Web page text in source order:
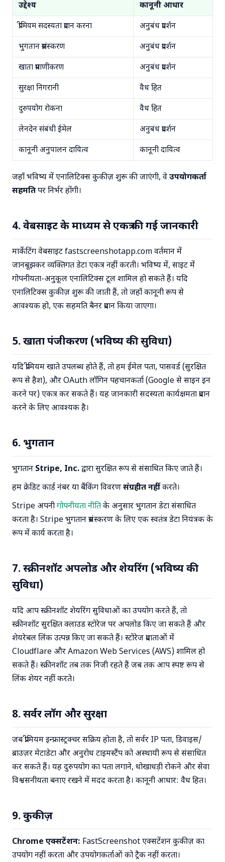
उद्देश्य कानूनी आधार
प्रीमियम सदस्यता प्रदान करना अनुबंध प्रदर्शन
भुगतान प्रसंस्करण अनुबंध प्रदर्शन
खाता प्रमाणीकरण अनुबंध प्रदर्शन
सुरक्षा निगरानी वैध हित
दुरुपयोग रोकना वैध हित
लेनदेन संबंधी ईमेल अनुबंध प्रदर्शन
कानूनी अनुपालन दायित्व कानूनी दायित्व
जहाँ भविष्य में एनालिटिक्स कुकीज़ शुरू की जाएंगी, वेउपयोगकर्ता
सहमतिपर निर्भर होंगी।
4. वेबसाइट के माध्यम से एकत्र की गई जानकारी
मार्केटिंग वेबसाइट fastscreenshotapp.com वर्तमान में
जानबूझकर व्यक्तिगत डेटा एकत्र नहीं करती। भविष्य में, साइट में
गोपनीयता-अनुकूल एनालिटिक्स टूल शामिल हो सकते हैं। यदि
एनालिटिक्स कुकीज़ शुरू की जाती हैं, तो जहाँ कानूनी रूप से
आवश्यक हो, एक सहमति बैनर प्रदान किया जाएगा।
5. खाता पंजीकरण (भविष्य की सुविधा)
यदि प्रीमियम खाते उपलब्ध होते हैं, तो हम ईमेल पता, पासवर्ड (सुरक्षित
रूप से हैश), और OAuth लॉगिन पहचानकर्ता (Google से साइन इन
करने पर) एकत्र कर सकते हैं। यह जानकारी सदस्यता कार्यक्षमता प्रदान
करने के लिए आवश्यक है।
6. भुगतान
भुगतान Stripe, Inc.द्वारा सुरक्षित रूप से संसाधित किए जाते हैं।
हम क्रेडिट कार्ड नंबर या बैंकिंग विवरणसंग्रहीत नहींकरते।
Stripe अपनीगोपनीयता नीतिके अनुसार भुगतान डेटा संसाधित
करता है। Stripe भुगतान प्रसंस्करण के लिए एक स्वतंत्र डेटा नियंत्रक के
रूप में कार्य करता है।
7. स्क्रीनशॉट अपलोड और शेयरिंग (भविष्य की
सुविधा)
यदि आप स्क्रीनशॉट शेयरिंग सुविधाओं का उपयोग करते हैं, तो
स्क्रीनशॉट सुरक्षित क्लाउड स्टोरेज पर अपलोड किए जा सकते हैं और
शेयरेबल लिंक उत्पन्न किए जा सकते हैं। स्टोरेज प्रदाताओं में
Cloudflare और Amazon Web Services (AWS) शामिल हो
सकते हैं। स्क्रीनशॉट तब तक निजी रहते हैं जब तक आप स्पष्ट रूप से
लिंक शेयर नहीं करते।
8. सर्वर लॉग और सुरक्षा
जब प्रीमियम इन्फ्रास्ट्रक्चर सक्रिय होता है, तो सर्वर IP पता, डिवाइस/
ब्राउज़र मेटाडेटा और अनुरोध टाइमस्टैंप को अस्थायी रूप से संसाधित
कर सकते हैं। यह दुरुपयोग का पता लगाने, धोखाधड़ी रोकने और सेवा
विश्वसनीयता बनाए रखने में मदद करता है। कानूनी आधार: वैध हित।
9. कुकीज़
Chrome एक्सटेंशन: FastScreenshot एक्सटेंशन कुकीज़ का
उपयोग नहीं करता और उपयोगकर्ताओं को ट्रैक नहीं करता।